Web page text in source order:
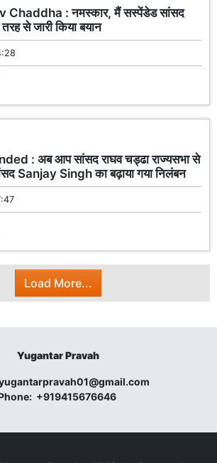
Chaddha : नमस्कार, मैं सस्पेंडेड सांसद
से जारी किया बयान
: अब आप सांसद राघव चड्ढा राज्यसभा से
Sanjay Singh का बढ़ाया गया निलंबन
Load More...
Yugantar Pravah
+919415676646